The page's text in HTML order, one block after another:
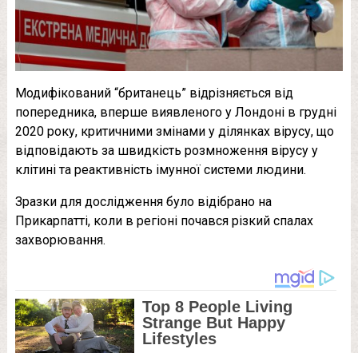
Модифікований “британець” відрізняється від
попередника, вперше виявленого у Лондоні в грудні
2020 року, критичними змінами у ділянках вірусу, що
відповідають за швидкість розмноження вірусу у
клітині та реактивність імунної системи людини.
Зразки для дослідження було відібрано на
Прикарпатті, коли в регіоні почався різкий спалах
захворювання.